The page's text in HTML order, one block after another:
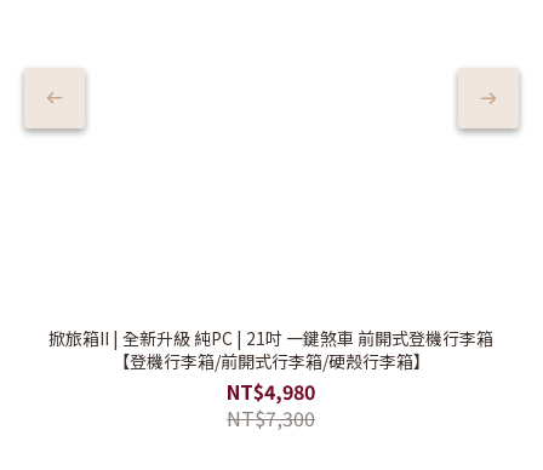
掀旅箱II | 全新升級 純PC | 21吋 一鍵煞車 前開式登機行李箱
【登機行李箱/前開式行李箱/硬殼行李箱】
NT$4,980
NT$7,300